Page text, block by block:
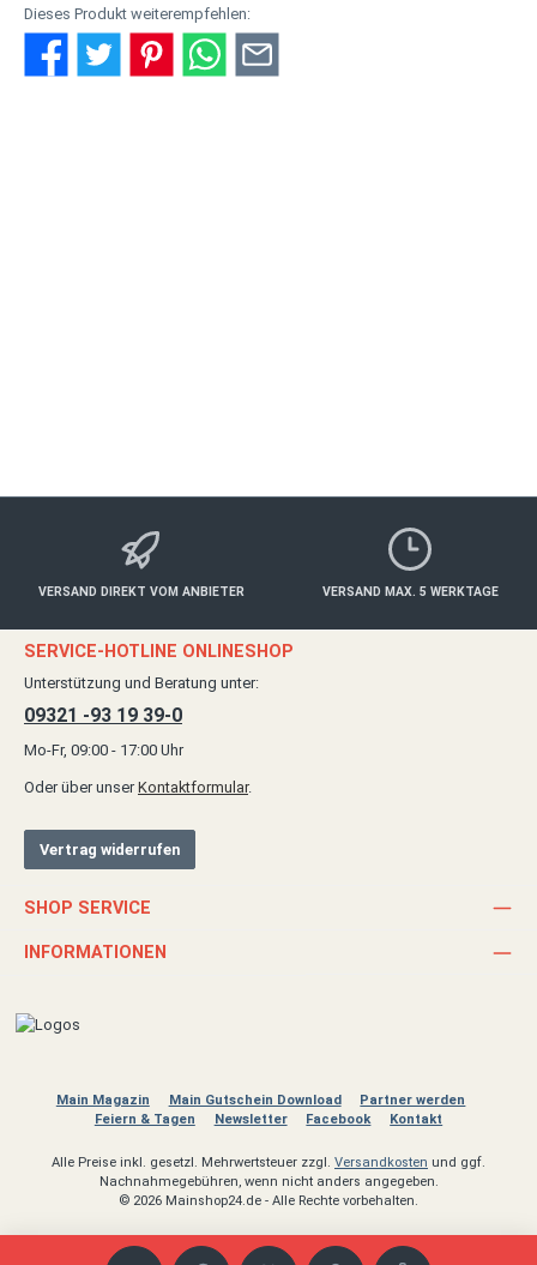
Dieses Produkt weiterempfehlen:
VERSAND DIREKT VOM ANBIETER VERSAND MAX. 5 WERKTAGE
SERVICE-HOTLINE ONLINESHOP
Unterstützung und Beratung unter:
09321 -93 19 39-0
Mo-Fr, 09:00 - 17:00 Uhr
Oder über unser Kontaktformular.
Vertrag widerrufen
SHOP SERVICE
INFORMATIONEN
Main Magazin Main Gutschein Download
Partner werden
Feiern & Tagen
Newsletter Facebook Kontakt
Alle Preise inkl. gesetzl. Mehrwertsteuer zzgl. Versandkosten und ggf.
Nachnahmegebühren, wenn nicht anders angegeben.
© 2026 Mainshop24.de - Alle Rechte vorbehalten.